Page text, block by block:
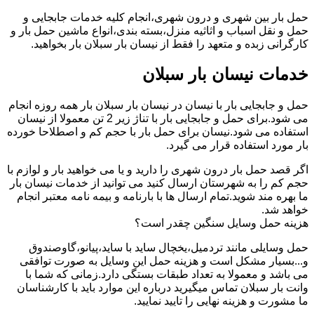
حمل بار بین شهری و درون شهری،انجام کلیه خدمات جابجایی و
حمل و نقل اسباب و اثاثیه منزل،بسته بندی،انواع ماشین حمل بار و
کارگرانی زبده و متعهد را فقط از نیسان بار سبلان بار بخواهید.
خدمات نیسان بار سبلان
حمل و جابجایی بار با نیسان در نیسان بار سبلان بار همه روزه انجام
می شود.برای حمل و جابجایی بار با تناژ زیر 2 تن معمولا از نیسان
استفاده می شود.نیسان برای حمل بار با حجم کم و اصطلاحا خورده
بار مورد استفاده قرار می گیرد.
اگر قصد حمل بار درون شهری را دارید و یا می خواهید بار و لوازم با
حجم کم را به شهرستان ارسال کنید می توانید از خدمات نیسان بار
ما بهره مند شوید.تمام ارسال ها با بارنامه و بیمه نامه معتبر انجام
خواهد شد.
هزینه حمل وسایل سنگین چقدر است؟
حمل وسایلی مانند تردمیل،یخچال ساید با ساید،پیانو،گاوصندوق
و...بسیار مشکل است و هزینه حمل این وسایل به صورت توافقی
می باشد و معمولا به تعداد طبقات بستگی دارد.زمانی که شما با
وانت بار سبلان تماس میگیرید درباره این موارد باید با کارشناسان
ما مشورت و هزینه نهایی را تایید نمایید.